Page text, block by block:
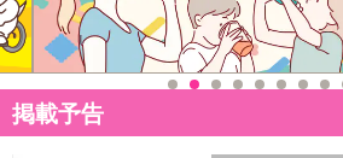
ストラップをお好きなものに付け替えてオ
アリですね◎
かわいい大人気キャラクターでプレゼント
掲載予告